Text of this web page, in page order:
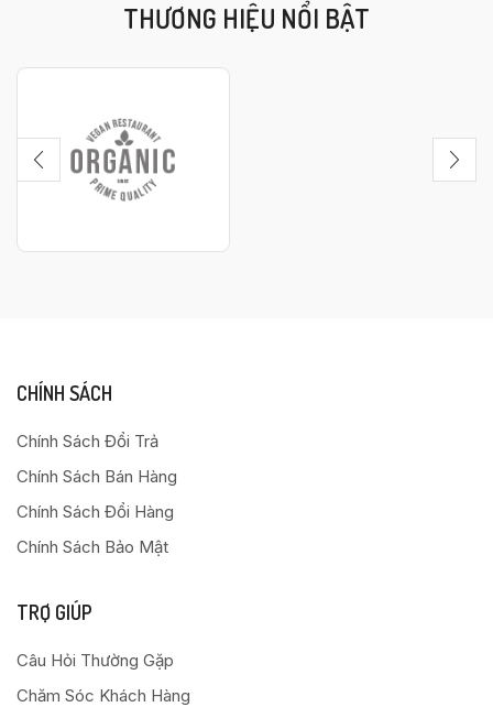
THƯƠNG HIỆU NỔI BẬT
CHÍNH SÁCH
Chính Sách Đổi Trả
Chính Sách Bán Hàng
Chính Sách Đổi Hàng
Chính Sách Bảo Mật
TRỢ GIÚP
Câu Hỏi Thường Gặp
Chăm Sóc Khách Hàng